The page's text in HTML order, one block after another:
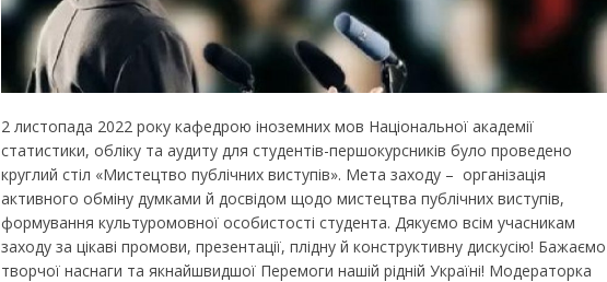
2 листопада 2022 року кафедрою іноземних мов Національної академії
статистики, обліку та аудиту для студентів-першокурсників було проведено
круглий стіл «Мистецтво публічних виступів». Мета заходу – організація
активного обміну думками й досвідом щодо мистецтва публічних виступів,
формування культуромовної особистості студента. Дякуємо всім учасникам
заходу за цікаві промови, презентації, плідну й конструктивну дискусію! Бажаємо
творчої наснаги та якнайшвидшої Перемоги нашій рідній Україні! Модераторка